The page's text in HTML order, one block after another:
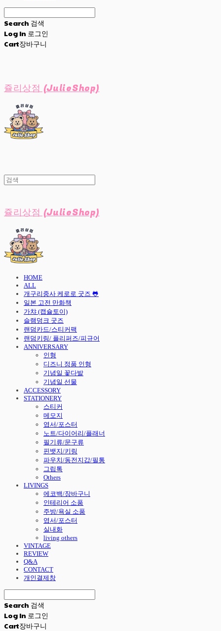
Search 검색
Log In 로그인
Cart장바구니
쥴리상점 (JulieShop)
쥴리상점 (JulieShop)
HOME
ALL
개구리중사 케로로 굿즈 🐸
일본 고전 만화책
가챠 (캡슐토이)
슬램덩크 굿즈
랜덤카드/스티커팩
랜덤키링/ 플리퍼즈/피규어
ANNIVERSARY
인형
디즈니 정품 인형
기념일 꽃다발
기념일 선물
ACCESSORY
STATIONERY
스티커
메모지
엽서/포스터
노트/다이어리/플래너
필기류/문구류
핀뱃지/키링
파우치/동전지갑/필통
그립톡
Others
LIVINGS
에코백/장바구니
인테리어 소품
주방/욕실 소품
엽서/포스터
실내화
living others
VINTAGE
REVIEW
Q&A
CONTACT
개인결제창
Search 검색
Log In 로그인
Cart장바구니